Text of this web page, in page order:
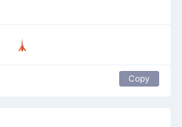
🗼
Copy